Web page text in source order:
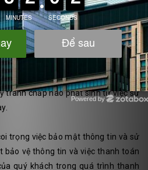
là tài sản của chúng tôi. Toàn bộ
bảo vệ bởi luật bản quyền của Việt
Bản quyền đã được bảo lưu.
nội dung của trang web này được
Nam và Tòa án có thẩm quyền tại
tranh chấp nào phát sinh từ việc sử
trọng việc bảo mật thông tin và sử
bảo vệ thông tin và việc thanh toán
quý khách trong quá trình thanh
Powered by